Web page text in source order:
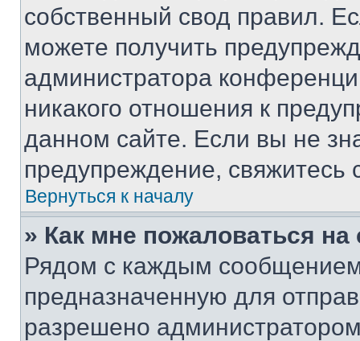
собственный свод правил.
можете получить
администратора
никакого отношения к
данном сайте. Если вы не
предупреждение,
Вернуться к началу
» Как мне пожаловаться
Рядом с каждым сообщением
предназначенную для
разрешено